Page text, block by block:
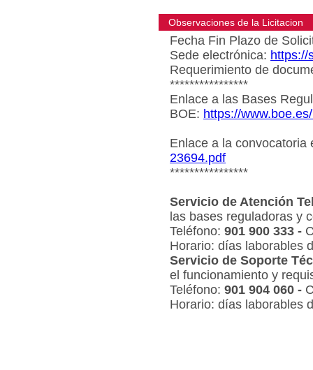
Observaciones de la Licitacion
Fecha Fin Plazo de
Sede electrónica: https://
Requerimiento de
****************
Enlace a las Bases
BOE: https://
Enlace a la
23694.pdf
****************
Servicio de Atención
las bases reguladoras y
Teléfono: 901 900 333 -
Horario: días laborables
Servicio de Soporte
el funcionamiento y
Teléfono: 901 904 060 -
Horario: días laborables